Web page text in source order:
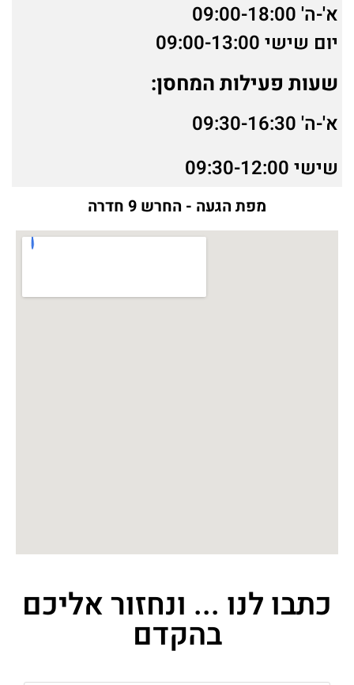
א'-ה' 09:00-18:00
יום שישי 09:00-13:00
שעות פעילות המחסן:
א'-ה' 09:30-16:30
שישי 09:30-12:00
מפת הגעה - החרש 9 חדרה
כתבו לנו ... ונחזור אליכם
בהקדם